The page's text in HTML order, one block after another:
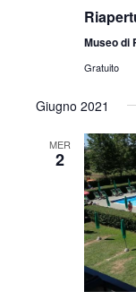
Museo di
Gratuito
Giugno 2021
MER
2